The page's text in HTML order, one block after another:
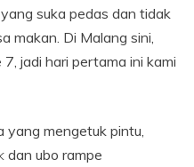
suka pedas dan tidak
makan. Di Malang sini,
jadi hari pertama ini kami
yang mengetuk pintu,
dan ubo rampe